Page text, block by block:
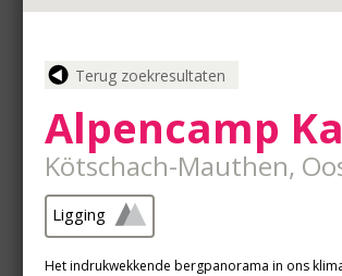
Terug zoekresultaten
Alpencamp
Kötschach-Mauthen,
Ligging
Het indrukwekkende bergpanorama in ons